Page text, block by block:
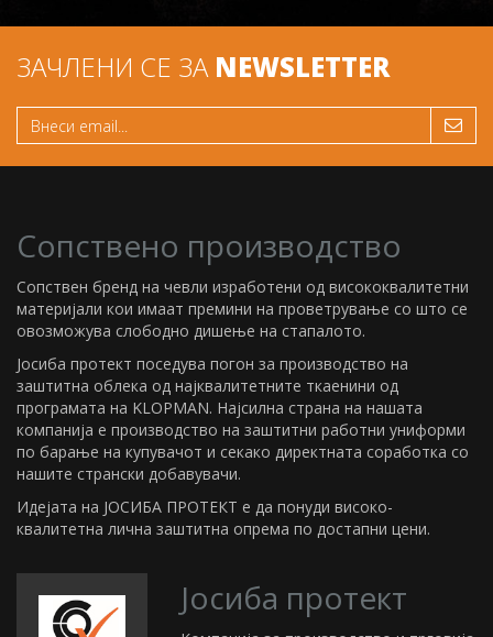
ЗАЧЛЕНИ СЕ ЗА NEWSLETTER
Сопствено производство
Сопствен бренд на чевли изработени од висококвалитетни
материјали кои имаат премини на проветрување со што се
овозможува слободно дишење на стапалото.
Јосиба протект поседува погон за производство на
заштитна облека од најквалитетните ткаенини од
програмата на KLOPMAN. Најсилна страна на нашата
компанија е производство на заштитни работни униформи
по барање на купувачот и секако директната соработка со
нашите странски добавувачи.
Идејата на ЈОСИБА ПРОТЕКТ е да понуди високо-
квалитетна лична заштитна опрема по достапни цени.
Јосиба протект